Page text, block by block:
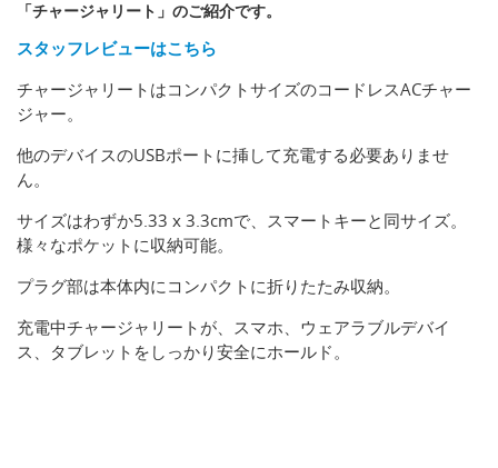
「チャージャリート」のご紹介です。
スタッフレビューはこちら
チャージャリートはコンパクトサイズのコードレスACチャー
ジャー。
他のデバイスのUSBポートに挿して充電する必要ありませ
ん。
サイズはわずか5.33 x 3.3cmで、スマートキーと同サイズ。
様々なポケットに収納可能。
プラグ部は本体内にコンパクトに折りたたみ収納。
充電中チャージャリートが、スマホ、ウェアラブルデバイ
ス、タブレットをしっかり安全にホールド。